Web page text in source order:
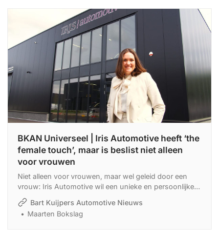
BKAN Universeel | Iris Automotive heeft ‘the
female touch’, maar is beslist niet alleen
voor vrouwen
Niet alleen voor vrouwen, maar wel geleid door een
vrouw: Iris Automotive wil een unieke en persoonlijke
klantbenadering koppelen aan service en garantie. Het
bedrijf ging 1 april van start en verkocht meteen in de
eerste week acht auto’s.
Bart Kuijpers Automotive Nieuws
Maarten Bokslag